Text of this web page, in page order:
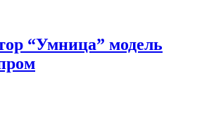
“Умница” модель